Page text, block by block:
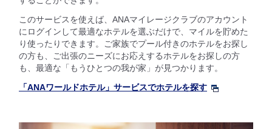
このサービスを使えば、ANAマイレージクラブのアカウント
にログインして最適なホテルを選ぶだけで、マイルを貯めた
り使ったりできます。ご家族でプール付きのホテルをお探し
の方も、ご出張のニーズにお応えするホテルをお探しの方
も、最適な「もうひとつの我が家」が見つかります。
「ANAワールドホテル」サービスでホテルを探す